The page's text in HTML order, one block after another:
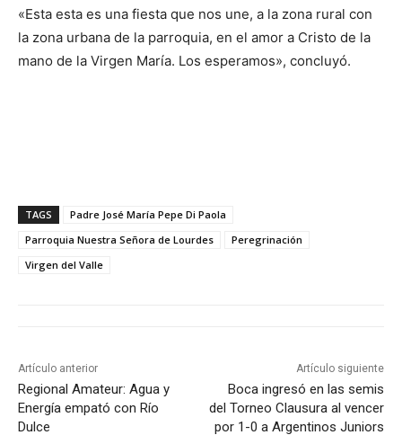
«Esta esta es una fiesta que nos une, a la zona rural con
la zona urbana de la parroquia, en el amor a Cristo de la
mano de la Virgen María. Los esperamos», concluyó.
TAGS
Padre José María Pepe Di Paola
Parroquia Nuestra Señora de Lourdes
Peregrinación
Virgen del Valle
Artículo anterior
Regional Amateur: Agua y
Energía empató con Río
Dulce
Artículo siguiente
Boca ingresó en las semis
del Torneo Clausura al vencer
por 1-0 a Argentinos Juniors